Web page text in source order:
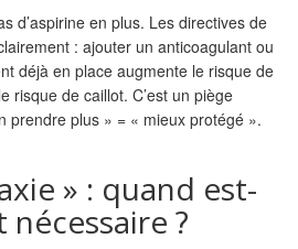
d’aspirine en plus. Les directives de
: ajouter un anticoagulant ou
déjà en place augmente le risque de
risque de caillot. C’est un piège
prendre plus » = « mieux protégé ».
» : quand est-
?